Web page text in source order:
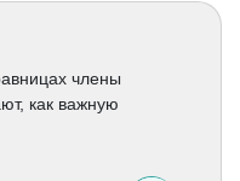
члены
как важную